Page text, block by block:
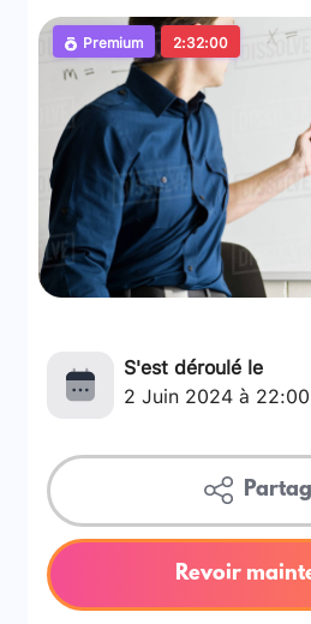
Premium 2:32:00
S'est déroulé le
2 Juin 2024 à 22:00
Revoir